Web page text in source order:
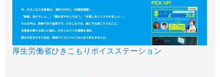
厚生労働省ひきこもりボイスステーション